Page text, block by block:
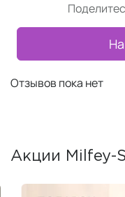
Отзывов пока нет
Акции Milfey-